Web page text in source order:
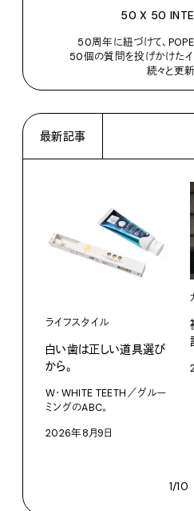
50 X 50
50周年に紐づけて、
50個の質問を投げかけたイ
続々と更新
最新記事
ライフスタイル
白い歯は正しい道具選び
から。
W・WHITE TEETH／グルー
ミングのABC。
2026年8月9日
1/10